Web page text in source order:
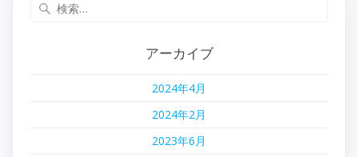
アーカイブ
2024年4月
2024年2月
2023年6月